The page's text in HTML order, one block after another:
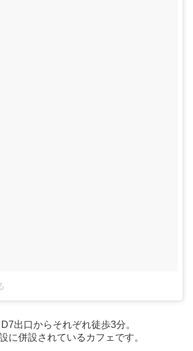
出口からそれぞれ徒歩3分。
に併設されているカフェです。